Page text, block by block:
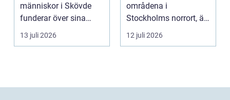
människor i Skövde
funderar över sina
tänder, men skjuter
upp att gör...
13 juli 2026
områdena i
Stockholms norrort, är
b...
12 juli 2026